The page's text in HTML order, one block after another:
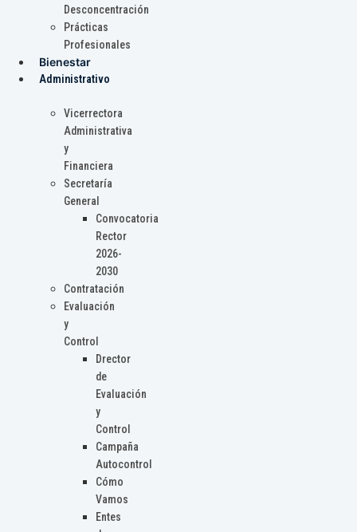
Desconcentración
Prácticas
Profesionales
Bienestar
Administrativo
Vicerrectora
Administrativa
y
Financiera
Secretaría
General
Convocatoria
Rector
2026-
2030
Contratación
Evaluación
y
Control
Drector
de
Evaluación
y
Control
Campaña
Autocontrol
Cómo
Vamos
Entes